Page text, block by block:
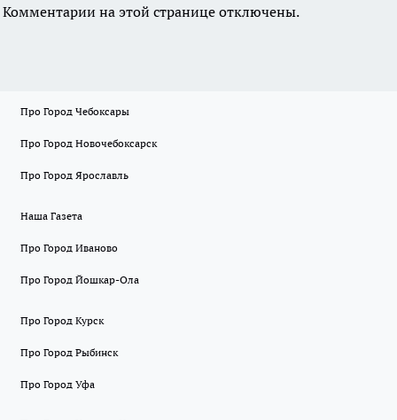
Комментарии на этой странице отключены.
Про Город Чебоксары
Про Город Новочебоксарск
Про Город Ярославль
Наша Газета
Про Город Иваново
Про Город Йошкар-Ола
Про Город Курск
Про Город Рыбинск
Про Город Уфа